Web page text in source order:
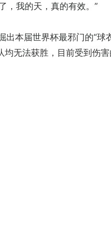
，我的天，真的有效。”
本届世界杯最邪门的“球
无法获胜，目前受到伤害